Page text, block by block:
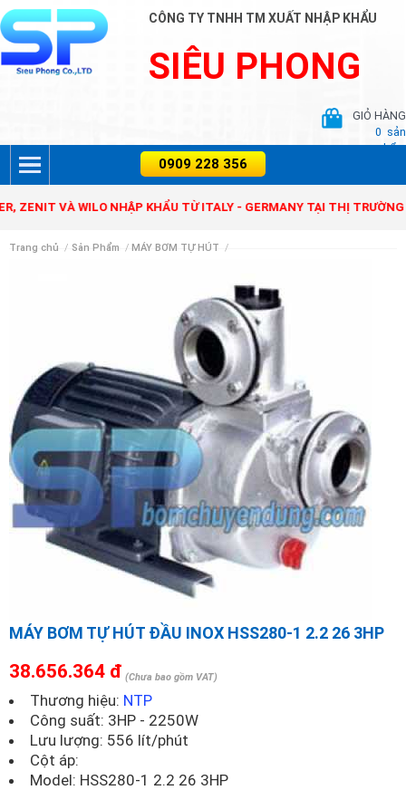
CÔNG TY TNHH TM XUẤT NHẬP KHẨU
SIÊU PHONG
GIỎ HÀNG
0 sản
phẩm
VÀ WILO NHẬP KHẨU TỪ ITALY - GERMANY TẠI THỊ TRƯỜNG VIỆT
Trang chủ / Sản Phẩm / MÁY BƠM TỰ HÚT /
MÁY BƠM TỰ HÚT ĐẦU INOX HSS280-1 2.2 26 3HP
38.656.364 đ (Chưa bao gồm VAT)
Thương hiệu: NTP
Công suất: 3HP - 2250W
Lưu lượng: 556 lít/phút
Cột áp:
Model: HSS280-1 2.2 26 3HP